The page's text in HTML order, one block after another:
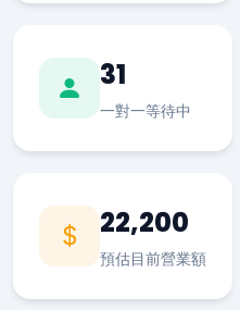
31
一對一等待中
22,200
預估目前營業額